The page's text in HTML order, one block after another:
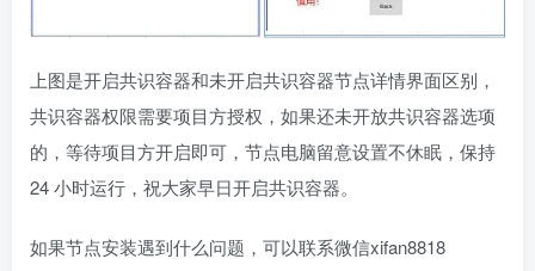
上图是开启共识容器和未开启共识容器节点详情界面区别，
共识容器权限需要项目方授权，如果还未开放共识容器选项
的，等待项目方开启即可，节点电脑留意设置不休眠，保持
24 小时运行，祝大家早日开启共识容器。
如果节点安装遇到什么问题，可以联系微信xifan8818